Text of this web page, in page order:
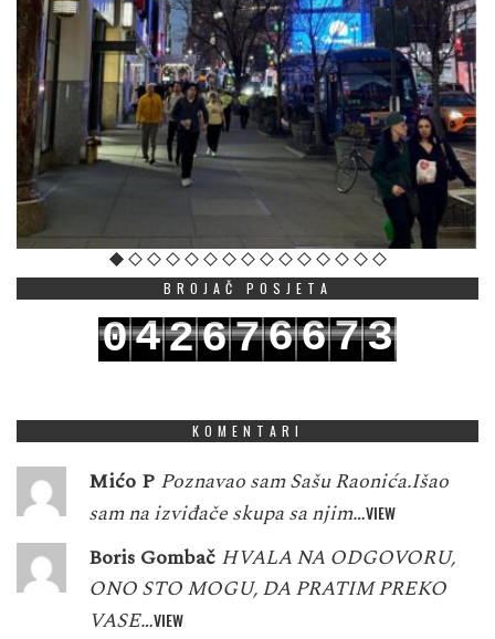
BROJAČ POSJETA
042676673
KOMENTARI
Mićo P Poznavao sam Sašu Raonića.Išao
sam na izviđače skupa sa njim…VIEW
Boris Gombač HVALA NA ODGOVORU,
ONO STO MOGU, DA PRATIM PREKO
VASE…VIEW